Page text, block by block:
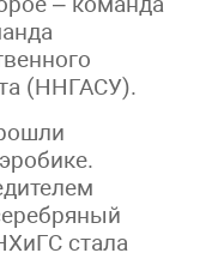
(ННГАСУ).
стала